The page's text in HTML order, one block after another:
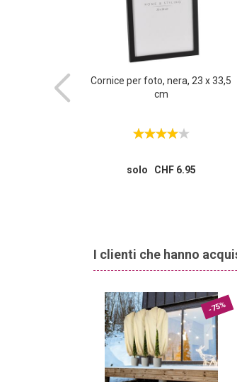
elettronica
Cornice per foto, nera, 23 x 33,5
cm
solo CHF 6.95
I clienti che hanno
-75%